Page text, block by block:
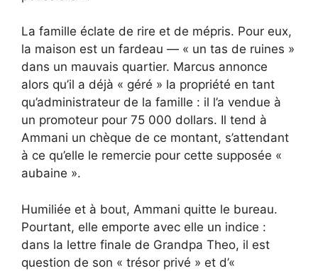
La famille éclate de rire et de mépris. Pour eux,
la maison est un fardeau — « un tas de ruines »
dans un mauvais quartier. Marcus annonce
alors qu’il a déjà « géré » la propriété en tant
qu’administrateur de la famille : il l’a vendue à
un promoteur pour 75 000 dollars. Il tend à
Ammani un chèque de ce montant, s’attendant
à ce qu’elle le remercie pour cette supposée «
aubaine ».
Humiliée et à bout, Ammani quitte le bureau.
Pourtant, elle emporte avec elle un indice :
dans la lettre finale de Grandpa Theo, il est
question de son « trésor privé » et d’«